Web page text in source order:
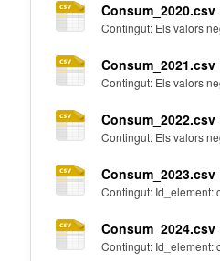
Consum_2020.csv
Contingut: Els valors
Consum_2021.csv
Contingut: Els valors
Consum_2022.csv
Contingut: Els valors
Consum_2023.csv
Contingut: Id_element:
Consum_2024.csv
Contingut: Id_element: